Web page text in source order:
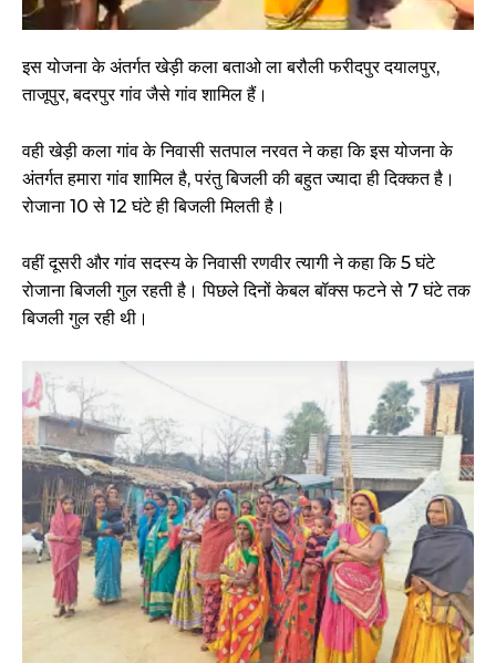
इस योजना के अंतर्गत खेड़ी कला बताओ ला बरौली फरीदपुर दयालपुर,
ताजूपुर, बदरपुर गांव जैसे गांव शामिल हैं।
वही खेड़ी कला गांव के निवासी सतपाल नरवत ने कहा कि इस योजना के
अंतर्गत हमारा गांव शामिल है, परंतु बिजली की बहुत ज्यादा ही दिक्कत है।
रोजाना 10 से 12 घंटे ही बिजली मिलती है।
वहीं दूसरी और गांव सदस्य के निवासी रणवीर त्यागी ने कहा कि 5 घंटे
रोजाना बिजली गुल रहती है। पिछले दिनों केबल बॉक्स फटने से 7 घंटे तक
बिजली गुल रही थी।